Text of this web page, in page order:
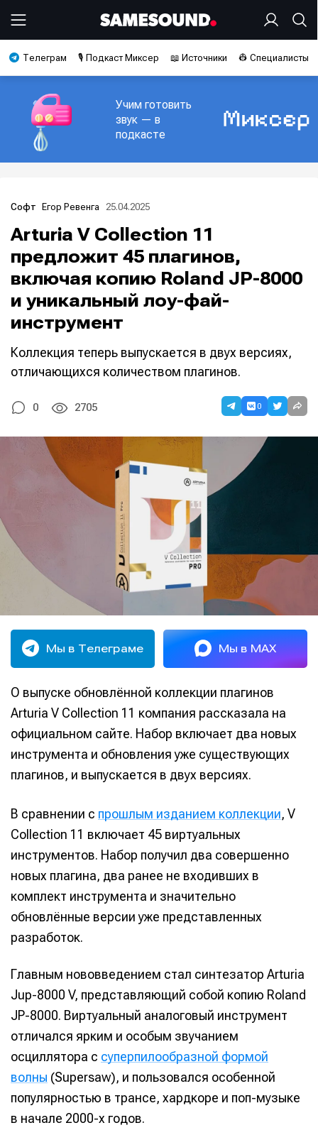
Телеграм 🎙️ Подкаст Миксер 📖 Источники 👷 Специалисты
Учим готовить
звук — в
подкасте
Софт Егор Ревенга 25.04.2025
Arturia V Collection 11
предложит 45 плагинов,
включая копию Roland JP-8000
и уникальный лоу-фай-
инструмент
Коллекция теперь выпускается в двух версиях,
отличающихся количеством плагинов.
0 2705 0
Мы в Телеграме Мы в MAX
О выпуске обновлённой коллекции плагинов
Arturia V Collection 11 компания рассказала на
официальном сайте. Набор включает два новых
инструмента и обновления уже существующих
плагинов, и выпускается в двух версиях.
В сравнении с прошлым изданием коллекции, V
Collection 11 включает 45 виртуальных
инструментов. Набор получил два совершенно
новых плагина, два ранее не входивших в
комплект инструмента и значительно
обновлённые версии уже представленных
разработок.
Главным нововведением стал синтезатор Arturia
Jup-8000 V, представляющий собой копию Roland
JP-8000. Виртуальный аналоговый инструмент
отличался ярким и особым звучанием
осциллятора с суперпилообразной формой
волны (Supersaw), и пользовался особенной
популярностью в трансе, хардкоре и поп-музыке
в начале 2000-х годов.